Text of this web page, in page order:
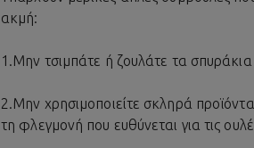
ακμή:
1.Μην τσιμπάτε ή ζουλάτε τα σπυράκια
2.Μην χρησιμοποιείτε σκληρά
τη φλεγμονή που ευθύνεται για τις